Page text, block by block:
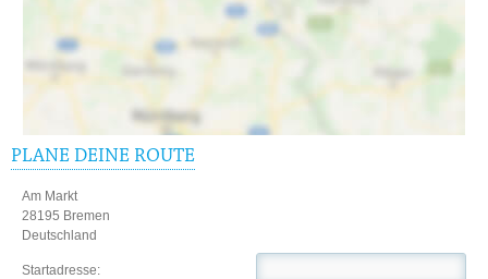
PLANE DEINE ROUTE
Am Markt
28195 Bremen
Deutschland
Startadresse: